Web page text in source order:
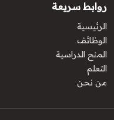
روابط سريعة
الرئيسية
الوظائف
المنح الدراسية
التعلم
من نحن